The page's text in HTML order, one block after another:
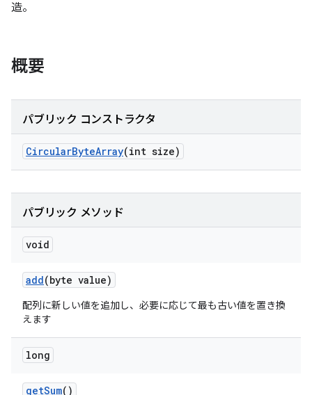
造。
概要
パブリック コンストラクタ
CircularByteArray(int size)
パブリック メソッド
void
add(byte value)
配列に新しい値を追加し、必要に応じて最も古い値を置き換
えます
long
getSum()